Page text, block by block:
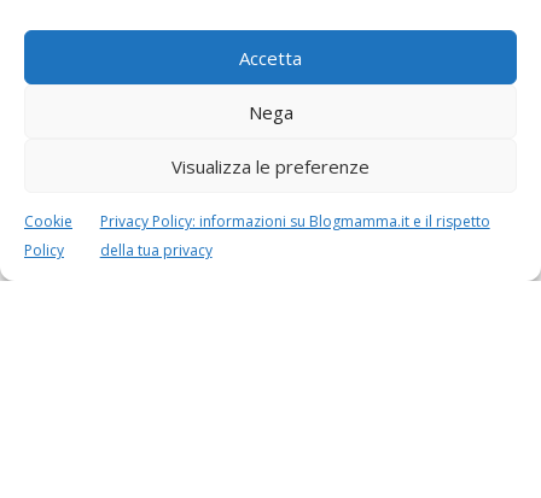
Accetta
Nega
Visualizza le preferenze
Cookie
Policy
Privacy Policy: informazioni su Blogmamma.it e il rispetto
della tua privacy
Speciali in evidenza